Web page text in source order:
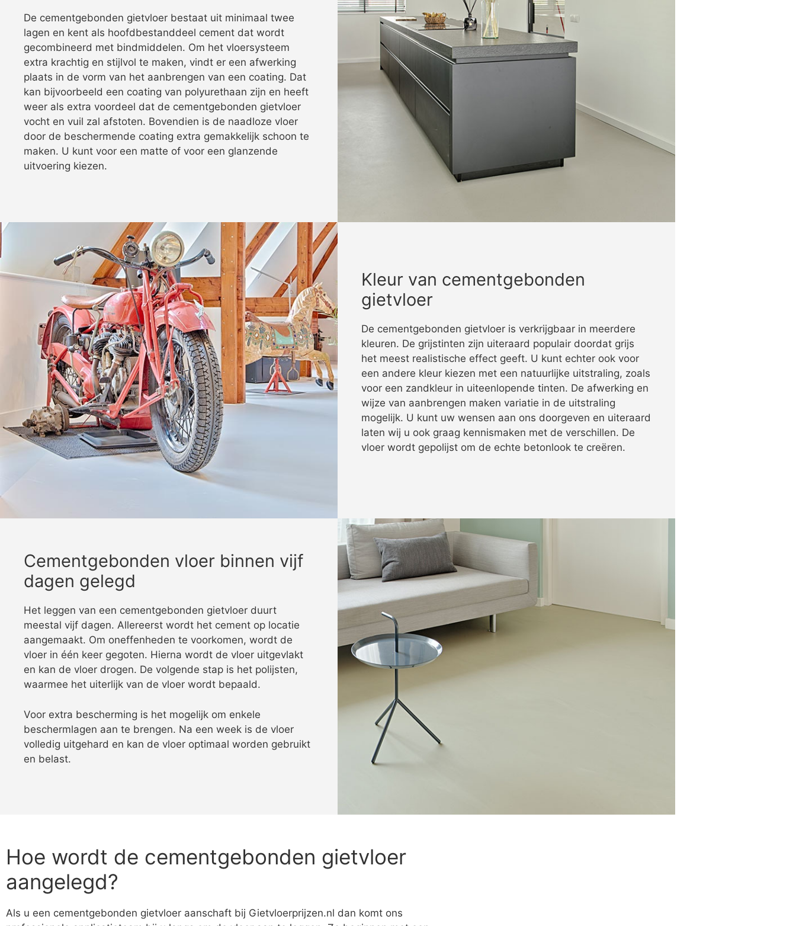
De cementgebonden gietvloer bestaat uit minimaal twee
lagen en kent als hoofdbestanddeel cement dat wordt
gecombineerd met bindmiddelen. Om het vloersysteem
extra krachtig en stijlvol te maken, vindt er een afwerking
plaats in de vorm van het aanbrengen van een coating. Dat
kan bijvoorbeeld een coating van polyurethaan zijn en heeft
weer als extra voordeel dat de cementgebonden gietvloer
vocht en vuil zal afstoten. Bovendien is de naadloze vloer
door de beschermende coating extra gemakkelijk schoon te
maken. U kunt voor een matte of voor een glanzende
uitvoering kiezen.
Kleur van cementgebonden
gietvloer
De cementgebonden gietvloer is verkrijgbaar in meerdere
kleuren. De grijstinten zijn uiteraard populair doordat grijs
het meest realistische effect geeft. U kunt echter ook voor
een andere kleur kiezen met een natuurlijke uitstraling, zoals
voor een zandkleur in uiteenlopende tinten. De afwerking en
wijze van aanbrengen maken variatie in de uitstraling
mogelijk. U kunt uw wensen aan ons doorgeven en uiteraard
laten wij u ook graag kennismaken met de verschillen. De
vloer wordt gepolijst om de echte betonlook te creëren.
Cementgebonden vloer binnen vijf
dagen gelegd
Het leggen van een cementgebonden gietvloer duurt
meestal vijf dagen. Allereerst wordt het cement op locatie
aangemaakt. Om oneffenheden te voorkomen, wordt de
vloer in één keer gegoten. Hierna wordt de vloer uitgevlakt
en kan de vloer drogen. De volgende stap is het polijsten,
waarmee het uiterlijk van de vloer wordt bepaald.
Voor extra bescherming is het mogelijk om enkele
beschermlagen aan te brengen. Na een week is de vloer
volledig uitgehard en kan de vloer optimaal worden gebruikt
en belast.
Hoe wordt de cementgebonden gietvloer
aangelegd?
Als u een cementgebonden gietvloer aanschaft bij Gietvloerprijzen.nl dan komt ons